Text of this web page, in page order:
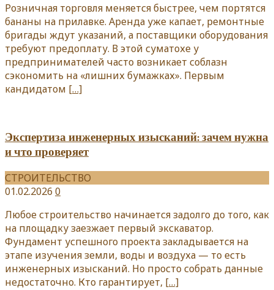
Розничная торговля меняется быстрее, чем портятся
бананы на прилавке. Аренда уже капает, ремонтные
бригады ждут указаний, а поставщики оборудования
требуют предоплату. В этой суматохе у
предпринимателей часто возникает соблазн
сэкономить на «лишних бумажках». Первым
кандидатом […]
Экспертиза инженерных изысканий: зачем нужна
и что проверяет
СТРОИТЕЛЬСТВО
01.02.2026 0
Любое строительство начинается задолго до того, как
на площадку заезжает первый экскаватор.
Фундамент успешного проекта закладывается на
этапе изучения земли, воды и воздуха — то есть
инженерных изысканий. Но просто собрать данные
недостаточно. Кто гарантирует, […]